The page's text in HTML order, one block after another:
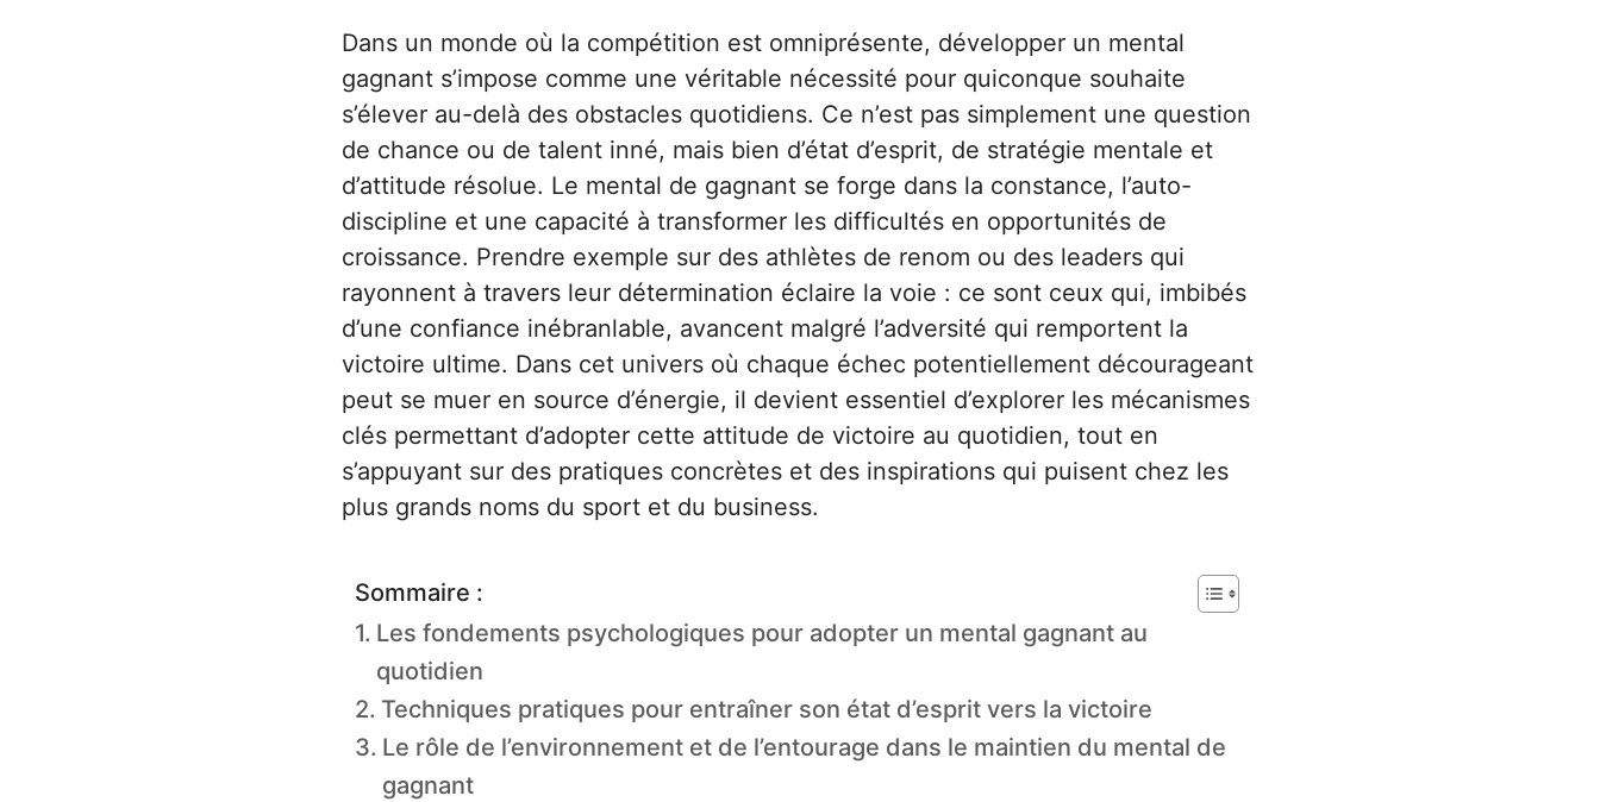
Dans un monde où la compétition est omniprésente, développer un mental
gagnant s’impose comme une véritable nécessité pour quiconque souhaite
s’élever au-delà des obstacles quotidiens. Ce n’est pas simplement une question
de chance ou de talent inné, mais bien d’état d’esprit, de stratégie mentale et
d’attitude résolue. Le mental de gagnant se forge dans la constance, l’auto-
discipline et une capacité à transformer les difficultés en opportunités de
croissance. Prendre exemple sur des athlètes de renom ou des leaders qui
rayonnent à travers leur détermination éclaire la voie : ce sont ceux qui, imbibés
d’une confiance inébranlable, avancent malgré l’adversité qui remportent la
victoire ultime. Dans cet univers où chaque échec potentiellement décourageant
peut se muer en source d’énergie, il devient essentiel d’explorer les mécanismes
clés permettant d’adopter cette attitude de victoire au quotidien, tout en
s’appuyant sur des pratiques concrètes et des inspirations qui puisent chez les
plus grands noms du sport et du business.
Sommaire :
Les fondements psychologiques pour adopter un mental gagnant au
quotidien
Techniques pratiques pour entraîner son état d’esprit vers la victoire
Le rôle de l’environnement et de l’entourage dans le maintien du mental de
gagnant